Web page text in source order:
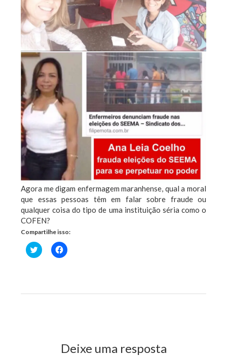
Agora me digam enfermagem maranhense, qual a moral
que essas pessoas têm em falar sobre fraude ou
qualquer coisa do tipo de uma instituição séria como o
COFEN?
Compartilhe isso:
Clique
para
janela)
Clique
para
janela)
Deixe uma resposta